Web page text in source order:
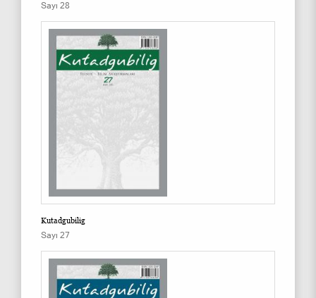
Sayı 28
Kutadgubilig
Sayı 27